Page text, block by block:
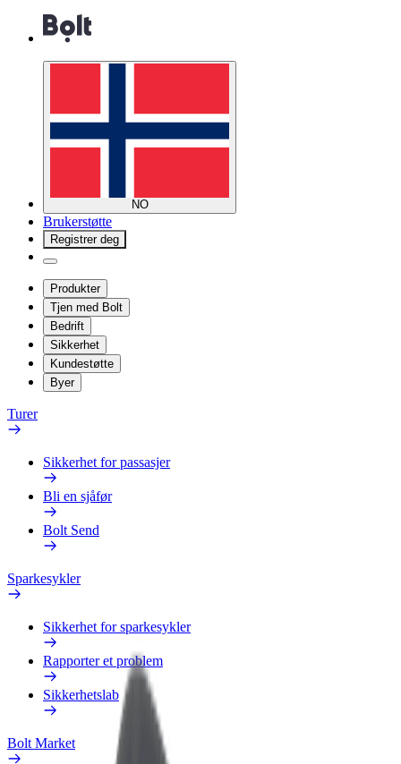
NO
Brukerstøtte
Registrer deg
Produkter
Tjen med Bolt
Bedrift
Sikkerhet
Kundestøtte
Byer
Turer
Sikkerhet for passasjer
Bli en sjåfør
Bolt Send
Sparkesykler
Sikkerhet for sparkesykler
Rapporter et problem
Sikkerhetslab
Bolt Market